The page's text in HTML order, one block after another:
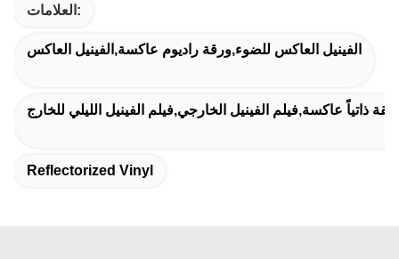
العلامات:
الفينيل العاكس للضوء,ورقة راديوم عاكسة,الفينيل العاكس
ذاتياً عاكسة,فيلم الفينيل الخارجي,فيلم الفينيل الليلي للخارج
Reflectorized Vinyl